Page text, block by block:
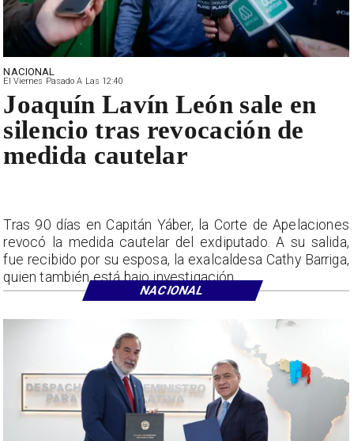
NACIONAL
El Viernes Pasado A Las 12:40
Joaquín Lavín León sale en
silencio tras revocación de
medida cautelar
Tras 90 días en Capitán Yáber, la Corte de Apelaciones
revocó la medida cautelar del exdiputado. A su salida,
fue recibido por su esposa, la exalcaldesa Cathy Barriga,
quien también está bajo investigación.
NACIONAL